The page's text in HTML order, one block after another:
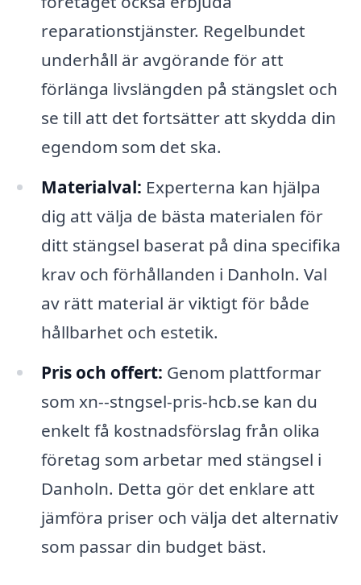
reparationstjänster. Regelbundet
underhåll är avgörande för att
förlänga livslängden på stängslet och
se till att det fortsätter att skydda din
egendom som det ska.
Materialval: Experterna kan hjälpa
dig att välja de bästa materialen för
ditt stängsel baserat på dina specifika
krav och förhållanden i Danholn. Val
av rätt material är viktigt för både
hållbarhet och estetik.
Pris och offert: Genom plattformar
som xn--stngsel-pris-hcb.se kan du
enkelt få kostnadsförslag från olika
företag som arbetar med stängsel i
Danholn. Detta gör det enklare att
jämföra priser och välja det alternativ
som passar din budget bäst.